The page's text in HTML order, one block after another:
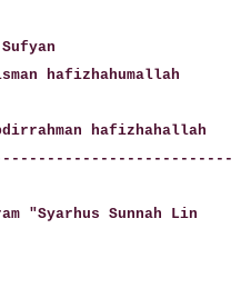
hafizhahumallah
hafizhahallah
"Syarhus Sunnah Lin